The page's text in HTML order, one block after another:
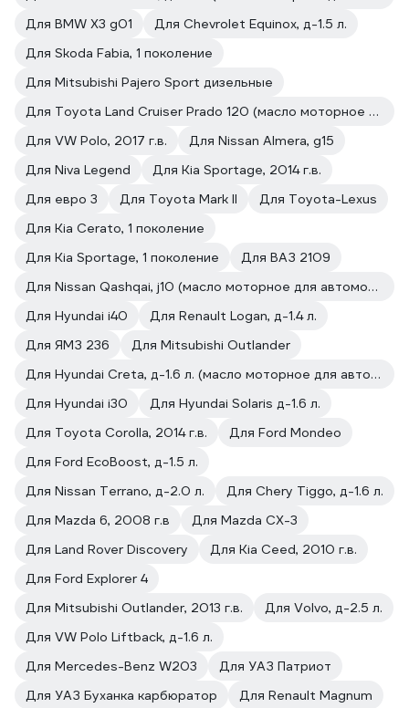
Для BMW X3 g01
Для Chevrolet Equinox, д-1.5 л.
Для Skoda Fabia, 1 поколение
Для Mitsubishi Pajero Sport дизельные
Для Toyota Land Cruiser Prado 120 (масло моторное для автомобилей)
Для VW Polo, 2017 г.в.
Для Nissan Almera, g15
Для Niva Legend
Для Kia Sportage, 2014 г.в.
Для евро 3
Для Toyota Mark II
Для Toyota-Lexus
Для Kia Cerato, 1 поколение
Для Kia Sportage, 1 поколение
Для ВАЗ 2109
Для Nissan Qashqai, j10 (масло моторное для автомобилей)
Для Hyundai i40
Для Renault Logan, д-1.4 л.
Для ЯМЗ 236
Для Mitsubishi Outlander
Для Hyundai Creta, д-1.6 л. (масло моторное для автомобилей)
Для Hyundai i30
Для Hyundai Solaris д-1.6 л.
Для Toyota Corolla, 2014 г.в.
Для Ford Mondeo
Для Ford EcoBoost, д-1.5 л.
Для Nissan Terrano, д-2.0 л.
Для Chery Tiggo, д-1.6 л.
Для Mazda 6, 2008 г.в
Для Mazda CX-3
Для Land Rover Discovery
Для Kia Ceed, 2010 г.в.
Для Ford Explorer 4
Для Mitsubishi Outlander, 2013 г.в.
Для Volvo, д-2.5 л.
Для VW Polo Liftback, д-1.6 л.
Для Mercedes-Benz W203
Для УАЗ Патриот
Для УАЗ Буханка карбюратор
Для Renault Magnum